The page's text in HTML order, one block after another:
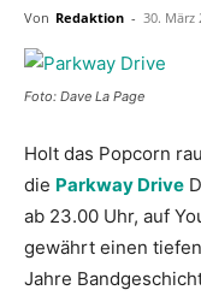
Von Redaktion - 30. März
Foto: Dave La Page
Holt das Popcorn
die Parkway Drive
ab 23.00 Uhr, auf
gewährt einen
Jahre